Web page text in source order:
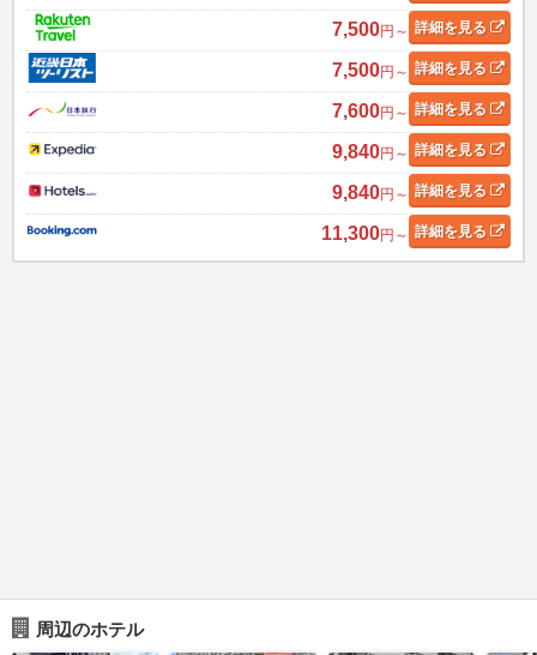
7,500円～ 詳細を見る
7,500円～ 詳細を見る
7,600円～ 詳細を見る
9,840円～ 詳細を見る
9,840円～ 詳細を見る
11,300円～ 詳細を見る
周辺のホテル